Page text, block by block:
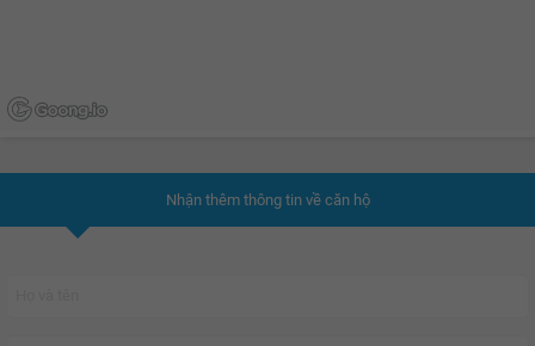
Nhận thêm thông tin về căn hộ